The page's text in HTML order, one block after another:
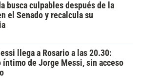
busca culpables después de la
el Senado y recalcula su
llega a Rosario a las 20.30:
de Jorge Messi, sin acceso